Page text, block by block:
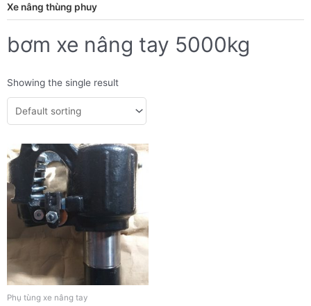
Xe nâng thùng phuy
bơm xe nâng tay 5000kg
Showing the single result
Phụ tùng xe nâng tay